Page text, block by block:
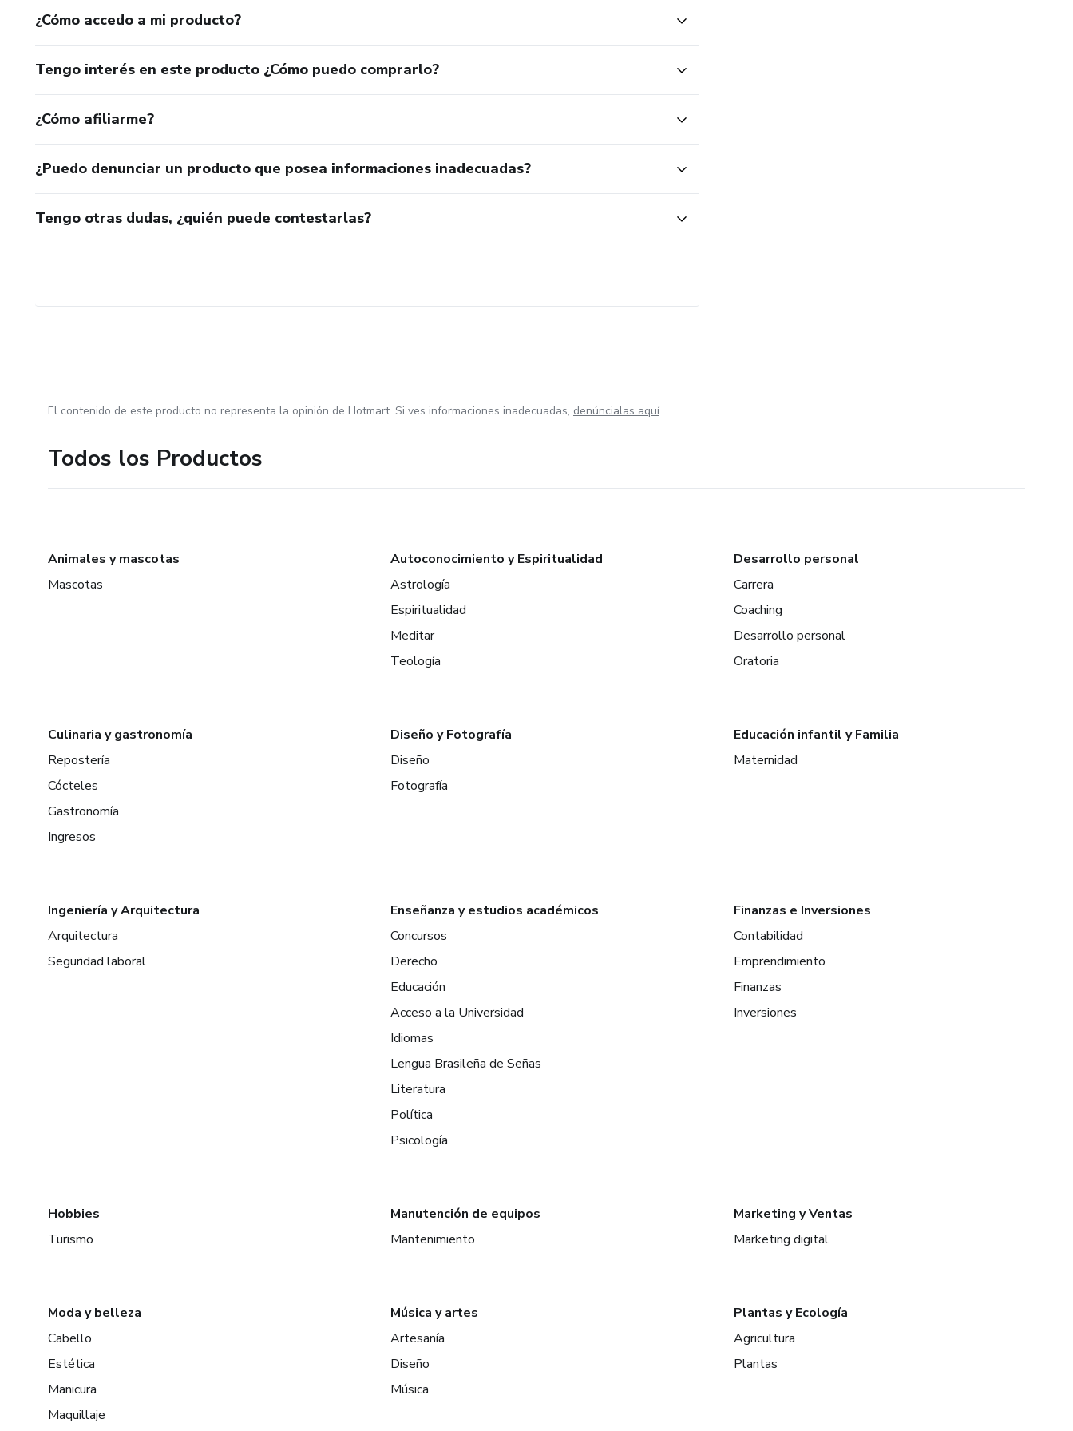
¿Cómo accedo a mi producto?
Tengo interés en este producto ¿Cómo puedo comprarlo?
¿Cómo afiliarme?
¿Puedo denunciar un producto que posea informaciones inadecuadas?
Tengo otras dudas, ¿quién puede contestarlas?
El contenido de este producto no representa la opinión de Hotmart. Si ves informaciones inadecuadas, denúncialas aquí
Todos los Productos
Animales y mascotas
Mascotas
Autoconocimiento y Espiritualidad
Astrología
Espiritualidad
Meditar
Teología
Desarrollo personal
Carrera
Coaching
Desarrollo personal
Oratoria
Culinaria y gastronomía
Repostería
Cócteles
Gastronomía
Ingresos
Diseño y Fotografía
Diseño
Fotografía
Educación infantil y Familia
Maternidad
Ingeniería y Arquitectura
Arquitectura
Seguridad laboral
Enseñanza y estudios académicos
Concursos
Derecho
Educación
Acceso a la Universidad
Idiomas
Lengua Brasileña de Señas
Literatura
Política
Psicología
Finanzas e Inversiones
Contabilidad
Emprendimiento
Finanzas
Inversiones
Hobbies
Turismo
Manutención de equipos
Mantenimiento
Marketing y Ventas
Marketing digital
Moda y belleza
Cabello
Estética
Manicura
Maquillaje
Música y artes
Artesanía
Diseño
Música
Plantas y Ecología
Agricultura
Plantas